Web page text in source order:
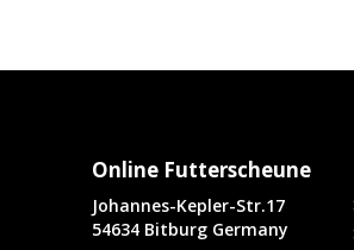
Online Futterscheune
Johannes-Kepler-Str.17
54634 Bitburg Germany